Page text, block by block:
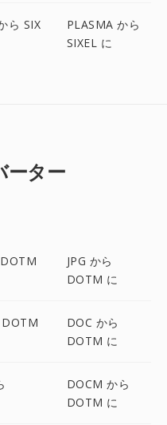
ら SIX
PLASMA から
SIXEL に
ーター
JPG から
DOTM に
DOC から
DOTM に
DOCM から
DOTM に